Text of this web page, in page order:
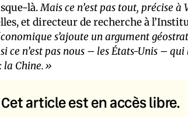
là.Mais ce n’est pas tout, précise à
et directeur de recherche à
s’ajoute un argument
ce n’est pas nous – les États-Unis –
la Chine.»
Cet article est en accès libre.